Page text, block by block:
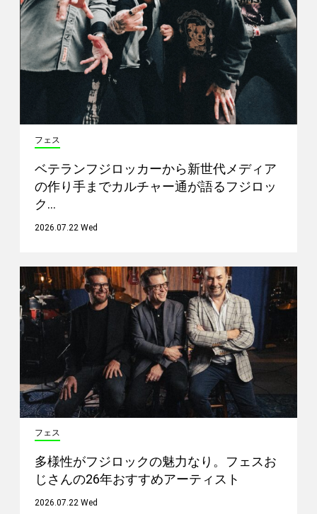
フェス
ベテランフジロッカーから新世代メディア
の作り手までカルチャー通が語るフジロッ
ク…
2026.07.22 Wed
フェス
多様性がフジロックの魅力なり。フェスお
じさんの26年おすすめアーティスト
2026.07.22 Wed